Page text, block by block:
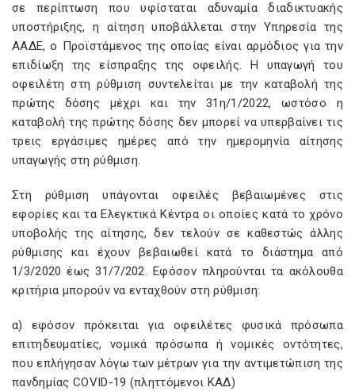
σε περίπτωση που υφίσταται αδυναμία διαδικτυακής
υποστήριξης, η αίτηση υποβάλλεται στην Υπηρεσία της
ΑΑΔΕ, ο Προϊστάμενος της οποίας είναι αρμόδιος για την
επιδίωξη της είσπραξης της οφειλής. Η υπαγωγή του
οφειλέτη στη ρύθμιση συντελείται με την καταβολή της
πρώτης δόσης μέχρι και την 31η/1/2022, ωστόσο η
καταβολή της πρώτης δόσης δεν μπορεί να υπερβαίνει τις
τρεις εργάσιμες ημέρες από την ημερομηνία αίτησης
υπαγωγής στη ρύθμιση.
Στη ρύθμιση υπάγονται οφειλές βεβαιωμένες στις
εφορίες και τα Ελεγκτικά Κέντρα οι οποίες κατά το χρόνο
υποβολής της αίτησης, δεν τελούν σε καθεστώς άλλης
ρύθμισης και έχουν βεβαιωθεί κατά το διάστημα από
1/3/2020 έως 31/7/202. Εφόσον πληρούνται τα ακόλουθα
κριτήρια μπορούν να ενταχθούν στη ρύθμιση:
α) εφόσον πρόκειται για οφειλέτες φυσικά πρόσωπα
επιτηδευματίες, νομικά πρόσωπα ή νομικές οντότητες,
που επλήγησαν λόγω των μέτρων για την αντιμετώπιση της
πανδημίας COVID-19 (πληττόμενοι ΚΑΔ)